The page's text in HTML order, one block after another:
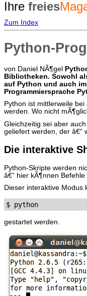
Ihre freies
Zum Index
Python-
von Daniel NÃ¶gel P
Bibliotheken. Sowohl
auf Python und auch
Programmiersprache
Python ist mittlerweile
werden. Wo nicht
Gleichzeitig sei aber
geliefert werden, der â€“
Die interaktive
Python-Skripte werden
â€“ hier kÃ¶nnen
Dieser interaktive Modus
gestartet werden.